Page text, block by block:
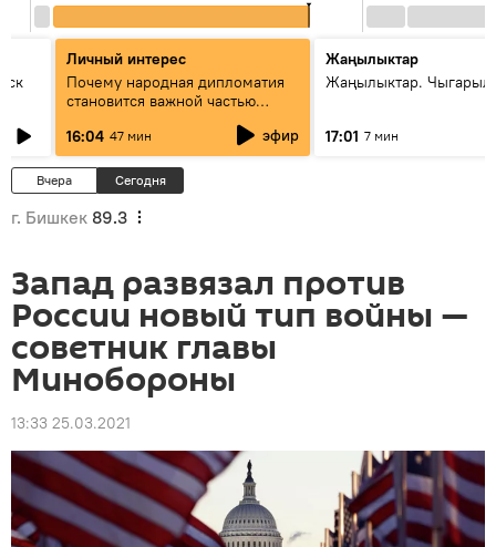
Личный интерес
Почему народная дипломатия
становится важной частью
сотрудничества
16:04 47 мин эфир
Жаңылыктар
Жаңылыктар.
17:01 7 мин
Вчера Сегодня
г. Бишкек 89.3
Запад развязал против
России новый тип войны —
советник главы
Минобороны
13:33 25.03.2021